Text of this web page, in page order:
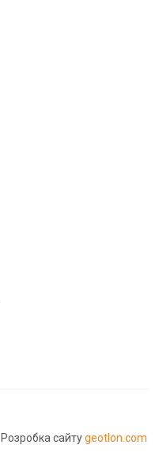
Розробка сайтуgeotlon.com